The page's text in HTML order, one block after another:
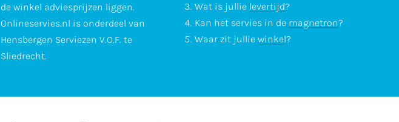
de winkel adviesprijzen liggen.
Onlineservies.nl is onderdeel van
Hensbergen Serviezen V.O.F. te
Sliedrecht.
Wat is jullie levertijd?
Kan het servies in de magnetron?
Waar zit jullie winkel?